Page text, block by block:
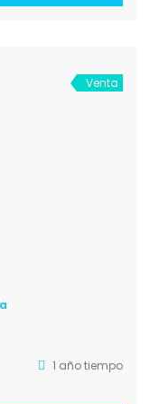
Venta
1 año tiempo